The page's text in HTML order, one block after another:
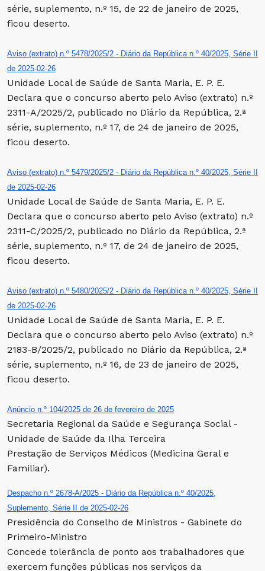
série, suplemento, n.º 15, de 22 de janeiro de 2025,
ficou deserto.
Aviso (extrato) n.º 5478/2025/2 - Diário da República n.º 40/2025, Série II
de 2025-02-26
Unidade Local de Saúde de Santa Maria, E. P. E.
Declara que o concurso aberto pelo Aviso (extrato) n.º
2311-A/2025/2, publicado no Diário da República, 2.ª
série, suplemento, n.º 17, de 24 de janeiro de 2025,
ficou deserto.
Aviso (extrato) n.º 5479/2025/2 - Diário da República n.º 40/2025, Série II
de 2025-02-26
Unidade Local de Saúde de Santa Maria, E. P. E.
Declara que o concurso aberto pelo Aviso (extrato) n.º
2311-C/2025/2, publicado no Diário da República, 2.ª
série, suplemento, n.º 17, de 24 de janeiro de 2025,
ficou deserto.
Aviso (extrato) n.º 5480/2025/2 - Diário da República n.º 40/2025, Série II
de 2025-02-26
Unidade Local de Saúde de Santa Maria, E. P. E.
Declara que o concurso aberto pelo Aviso (extrato) n.º
2183-B/2025/2, publicado no Diário da República, 2.ª
série, suplemento, n.º 16, de 23 de janeiro de 2025,
ficou deserto.
Anúncio n.º 104/2025 de 26 de fevereiro de 2025
Secretaria Regional da Saúde e Segurança Social -
Unidade de Saúde da Ilha Terceira
Prestação de Serviços Médicos (Medicina Geral e
Familiar).
Despacho n.º 2678-A/2025 - Diário da República n.º 40/2025,
Suplemento, Série II de 2025-02-26
Presidência do Conselho de Ministros - Gabinete do
Primeiro-Ministro
Concede tolerância de ponto aos trabalhadores que
exercem funções públicas nos serviços da